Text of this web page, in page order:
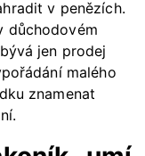
v penězích.
důchodovém
jen prodej
malého
znamenat